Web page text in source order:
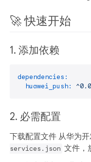
🚀 快速开始
1. 添加依赖
dependencies:
huawei_push:
2. 必需配置
下载配置文件 从华为
services.json 文件，